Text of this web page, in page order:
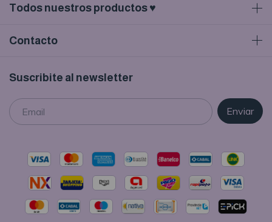
Todos nuestros productos ♥
Contacto
Suscribite al newsletter